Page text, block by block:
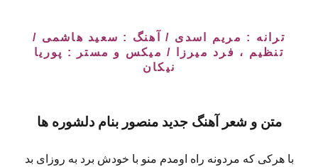
ترانه : مریم اسدی / آهنگ : سعید هاشمی /
تنظیم ، فرد میرزا / میکس و مستر : پوریا
نیکان
متن و شعر آهنگ جدید منصور بنامدلشوره ها
با هرکی که مردونه راه اومدم منو با خودش برد به روزای بد